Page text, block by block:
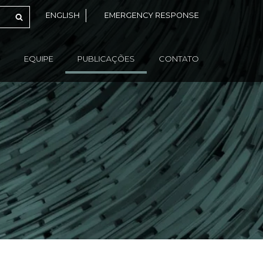
ENGLISH EMERGENCY RESPONSE
EQUIPE PUBLICAÇÕES CONTATO